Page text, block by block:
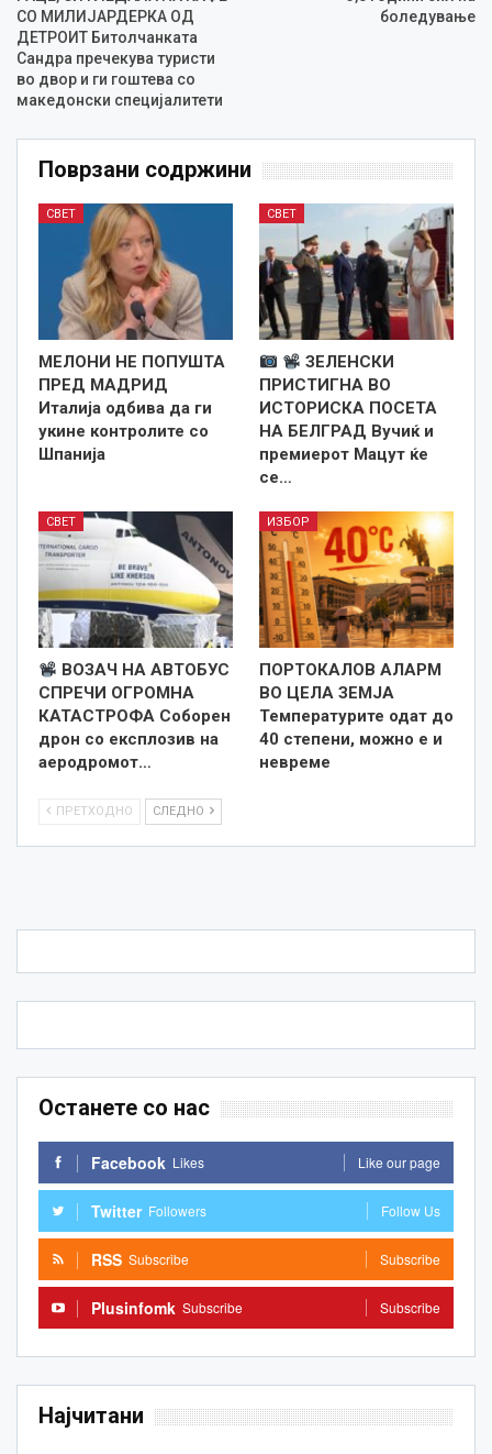
СО МИЛИЈАРДЕРКА ОД
ДЕТРОИТ Битолчанката
Сандра пречекува туристи
во двор и ги гоштева со
македонски специјалитети
боледување
Поврзани содржини
СВЕТ
МЕЛОНИ НЕ ПОПУШТА
ПРЕД МАДРИД
Италија одбива да ги
укине контролите со
Шпанија
СВЕТ
ЗЕЛЕНСКИ
ПРИСТИГНА ВО
ИСТОРИСКА ПОСЕТА
НА БЕЛГРАД Вучиќ и
премиерот Мацут ќе
се…
СВЕТ
ВОЗАЧ НА АВТОБУС
СПРЕЧИ ОГРОМНА
КАТАСТРОФА Соборен
дрон со експлозив на
аеродромот…
ИЗБОР
ПОРТОКАЛОВ АЛАРМ
ВО ЦЕЛА ЗЕМЈА
Температурите одат до
40 степени, можно е и
невреме
ПРЕТХОДНО СЛЕДНО
Останете со нас
Facebook Likes Like our page
Twitter Followers Follow Us
RSS Subscribe Subscribe
Plusinfomk Subscribe Subscribe
Најчитани